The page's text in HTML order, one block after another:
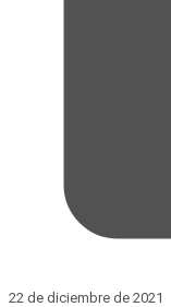
22 de diciembre de 2021